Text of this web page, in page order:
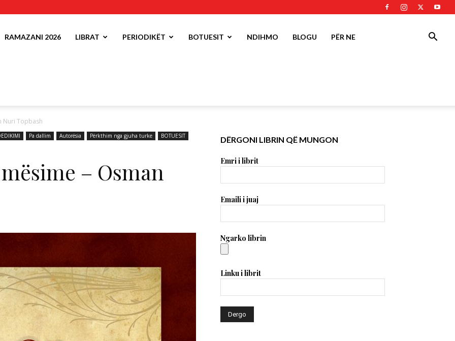
RAMAZANI 2026 LIBRAT PERIODIKËT BOTUESIT NDIHMO BLOGU PËR NE
Nuri Topbash
Pa dallim Autorësia Përkthim nga gjuha turke
BOTUESIT
– Osman
DËRGONI LIBRIN QË MUNGON
Emri i librit
Emaili i juaj
Ngarko librin
Linku i librit